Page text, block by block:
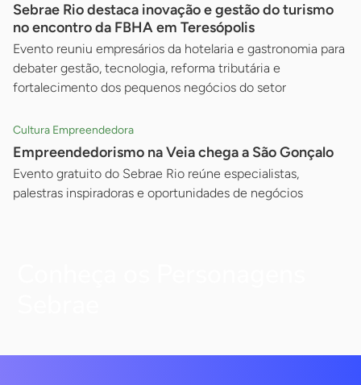
Sebrae Rio destaca inovação e gestão do turismo
no encontro da FBHA em Teresópolis
Evento reuniu empresários da hotelaria e gastronomia para
debater gestão, tecnologia, reforma tributária e
fortalecimento dos pequenos negócios do setor
Cultura Empreendedora
Empreendedorismo na Veia chega a São Gonçalo
Evento gratuito do Sebrae Rio reúne especialistas,
palestras inspiradoras e oportunidades de negócios